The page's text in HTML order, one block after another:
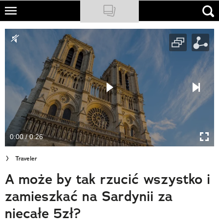
Skip
main
NATIONAL GEOGRAPHIC
PODCASTY
Sklep
Newsletter
Cuda Polski
Wielki Konkurs Fotograficzny
Trendbook Podróżniczy
Polecane
0:00 / 0:26
Traveler
A może by tak rzucić wszystko i
zamieszkać na Sardynii za
niecałe 5zł?